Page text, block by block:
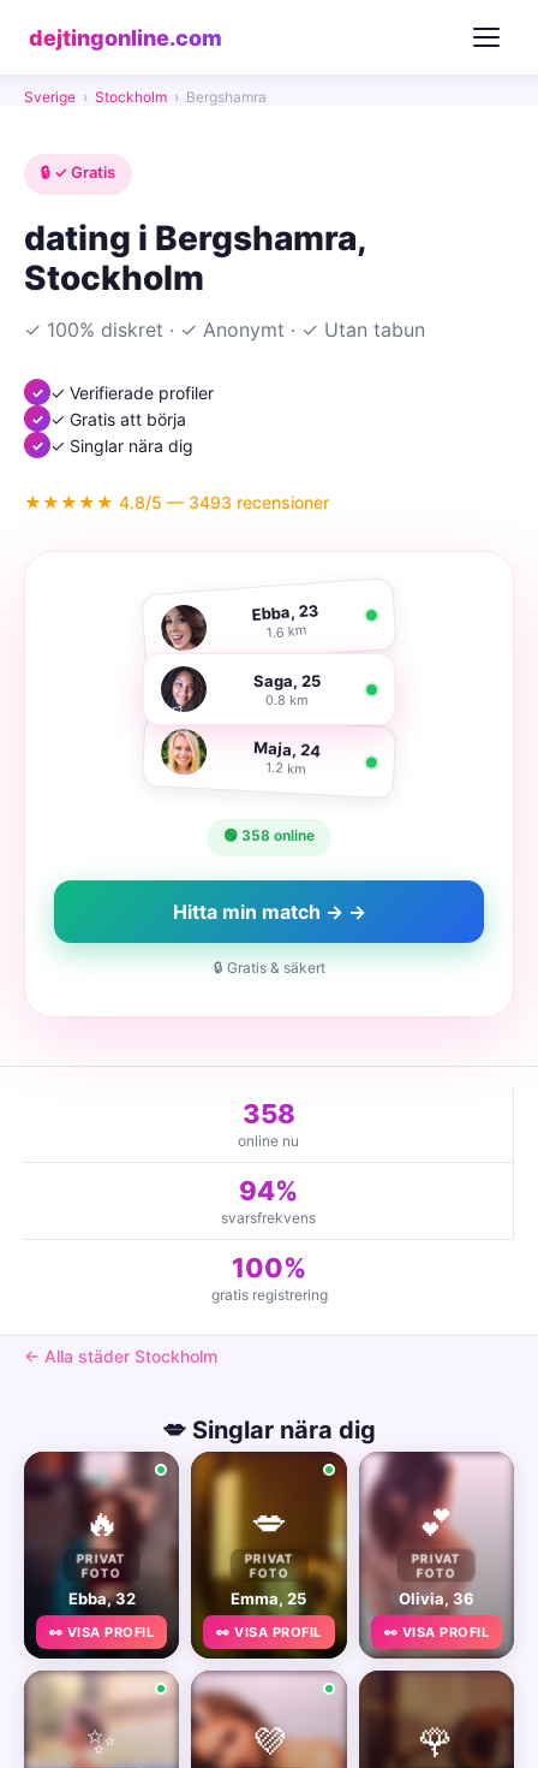
dejtingonline.com
Sverige › Stockholm › Bergshamra
🔒 ✓ Gratis
dating i Bergshamra,
Stockholm
✓ 100% diskret · ✓ Anonymt · ✓ Utan tabun
✓ Verifierade profiler
✓ Gratis att börja
✓ Singlar nära dig
★★★★★ 4.8/5 — 3493 recensioner
Ebba, 23
1.6 km
Saga, 25
0.8 km
Maja, 24
1.2 km
🟢 358 online
Hitta min match → →
🔒 Gratis & säkert
358
online nu
94%
svarsfrekvens
100%
gratis registrering
← Alla städer Stockholm
💋 Singlar nära dig
🔥
PRIVAT
FOTO
Ebba, 32
👀 VISA PROFIL
💋
PRIVAT
FOTO
Emma, 25
👀 VISA PROFIL
💕
PRIVAT
FOTO
Olivia, 36
👀 VISA PROFIL
✨ 💜 🌹